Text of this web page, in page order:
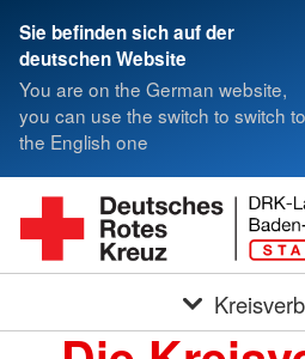
Sie befinden sich auf der
deutschen Website
You are on the German website,
you can use the switch to switch to
the English one